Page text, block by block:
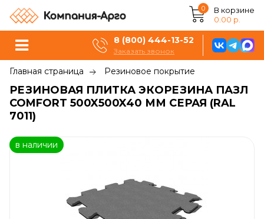
0
В корзине
0.00 р.
8 (800) 444-13-52
Заказать звонок
Главная страница Резиновое покрытие
РЕЗИНОВАЯ ПЛИТКА ЭКОРЕЗИНА ПАЗЛ
COMFORT 500X500X40 ММ СЕРАЯ (RAL
7011)
в наличии